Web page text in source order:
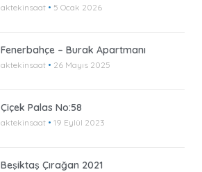
aktekinsaat 5 Ocak 2026
Fenerbahçe – Burak Apartmanı
aktekinsaat 26 Mayıs 2025
Çiçek Palas No:58
aktekinsaat 19 Eylül 2023
Beşiktaş Çırağan 2021